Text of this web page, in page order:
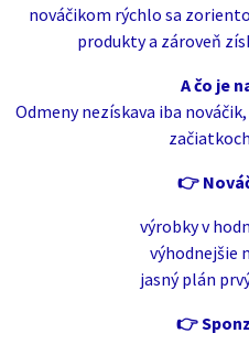
nováčikom rýchlo sa
produkty a zároveň
A čo je
Odmeny nezískava iba
👉
výrobky v
výhodnejšie
jasný plán
👉